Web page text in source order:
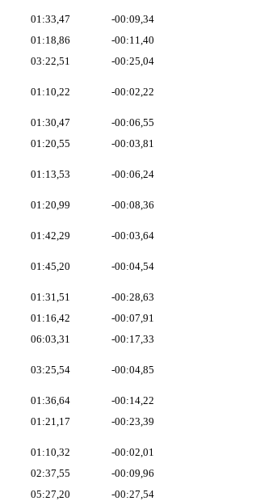
01:33,47
-00:09,34
01:18,86
-00:11,40
03:22,51 -00:25,04
01:10,22 -00:02,22
01:30,47
-00:06,55
01:20,55 -00:03,81
01:13,53 -00:06,24
01:20,99 -00:08,36
01:42,29 -00:03,64
01:45,20 -00:04,54
01:31,51
-00:28,63
01:16,42
-00:07,91
06:03,31 -00:17,33
03:25,54 -00:04,85
01:36,64
-00:14,22
01:21,17 -00:23,39
01:10,32
-00:02,01
02:37,55
-00:09,96
05:27,20 -00:27,54